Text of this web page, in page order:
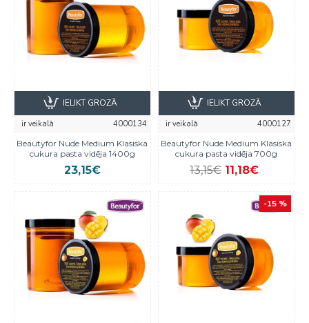
ir veikalā
4000134
Beautyfor Nude Medium Klasiska
cukura pasta vidēja 1400g
23,15€
IELIKT GROZĀ
ir veikalā
4000127
Beautyfor Nude Medium Klasiska
cukura pasta vidēja 700g
13,15€ 11,18€
IELIKT GROZĀ
-15 %